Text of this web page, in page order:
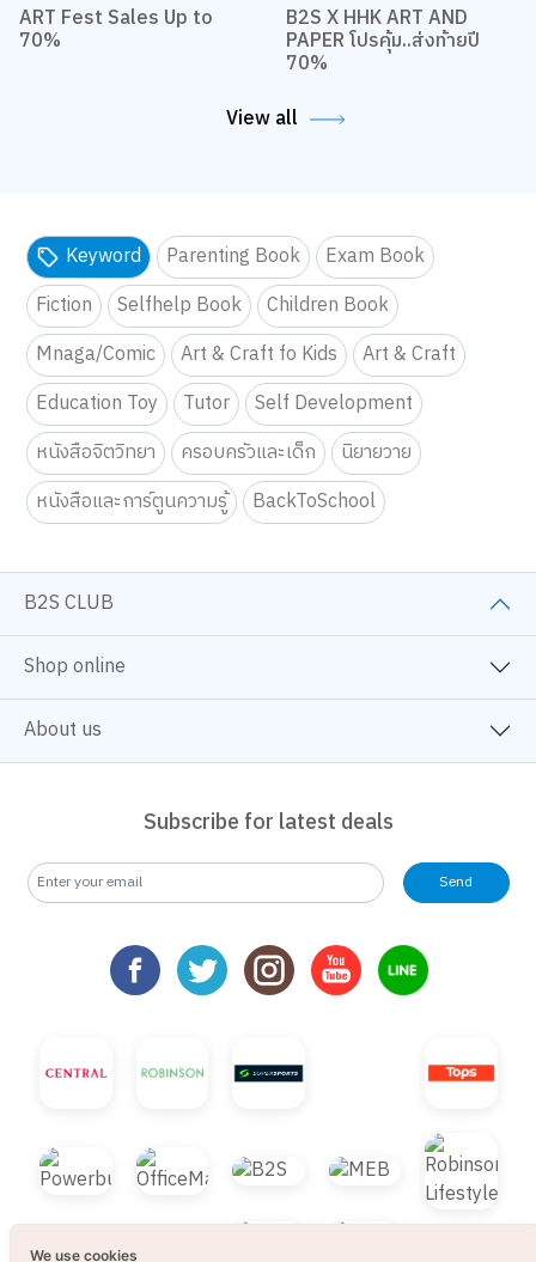
ART Fest Sales Up to
70%
B2S X HHK ART AND
PAPER โปรคุ้ม..ส่งท้ายปี
70%
View all
Keyword Parenting Book
Exam Book
Fiction
Selfhelp Book
Children Book
Mnaga/Comic
Art & Craft fo Kids
Art & Craft
Education Toy
Tutor
Self Development
หนังสือจิตวิทยา
ครอบครัวและเด็ก
นิยายวาย
หนังสือและการ์ตูนความรู้
BackToSchool
B2S CLUB
Shop online
About us
Subscribe for latest deals
Send
We use cookies